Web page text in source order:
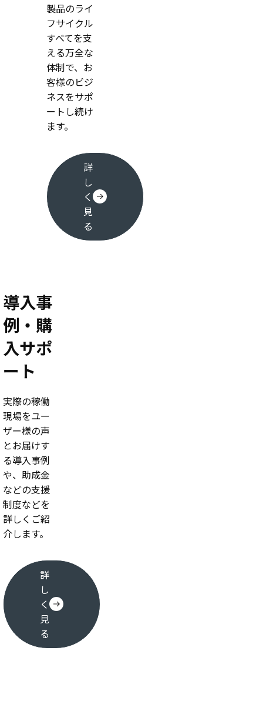
製品のライ
フサイクル
すべてを支
える万全な
体制で、お
客様のビジ
ネスをサポ
ートし続け
ます。
詳
し
く
見
る
導入事
例・購
入サポ
ート
実際の稼働
現場をユー
ザー様の声
とお届けす
る導入事例
や、助成金
などの支援
制度などを
詳しくご紹
介します。
詳
し
く
見
る